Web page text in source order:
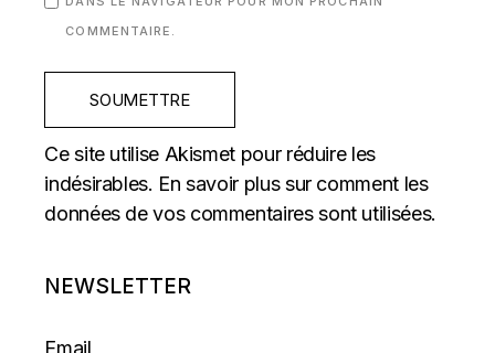
COMMENTAIRE.
SOUMETTRE
Ce site utilise Akismet pour réduire les
indésirables. En savoir plus sur comment les
données de vos commentaires sont utilisées.
NEWSLETTER